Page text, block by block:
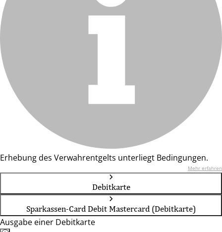
Erhebung des Verwahrentgelts unterliegt Bedingungen.
Mehr erfahren
Debitkarte
Sparkassen-Card Debit Mastercard (Debitkarte)
Ausgabe einer Debitkarte